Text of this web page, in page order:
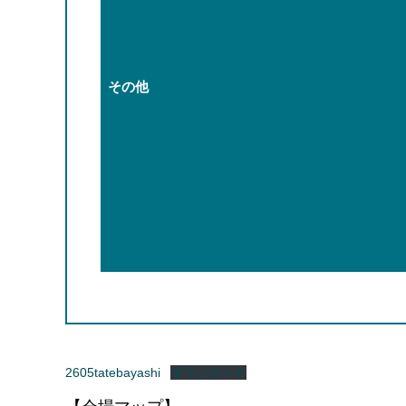
その他
2605tatebayashi ダウンロード